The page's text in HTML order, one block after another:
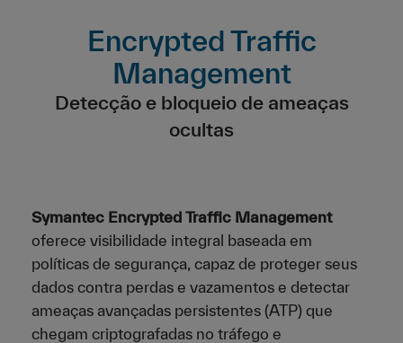
Encrypted Traffic
Management
Detecção e bloqueio de ameaças
ocultas
Symantec Encrypted Traffic Management
oferece visibilidade integral baseada em
políticas de segurança, capaz de proteger seus
dados contra perdas e vazamentos e detectar
ameaças avançadas persistentes (ATP) que
chegam criptografadas no tráfego e